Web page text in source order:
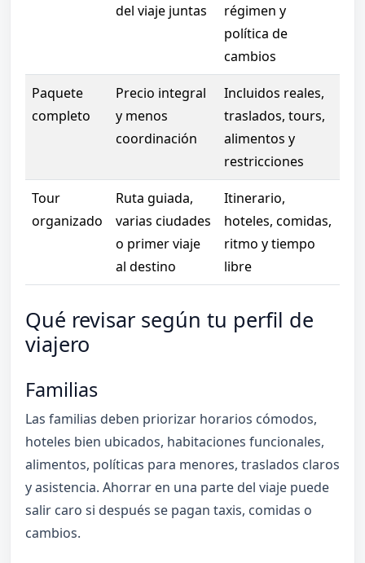
del viaje juntas
régimen y
política de
cambios
Paquete
completo
Precio integral
y menos
coordinación
Incluidos reales,
traslados, tours,
alimentos y
restricciones
Tour
organizado
Ruta guiada,
varias ciudades
o primer viaje
al destino
Itinerario,
hoteles, comidas,
ritmo y tiempo
libre
Qué revisar según tu perfil de
viajero
Familias
Las familias deben priorizar horarios cómodos,
hoteles bien ubicados, habitaciones funcionales,
alimentos, políticas para menores, traslados claros
y asistencia. Ahorrar en una parte del viaje puede
salir caro si después se pagan taxis, comidas o
cambios.